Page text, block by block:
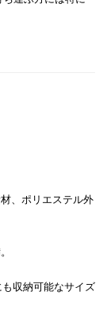
、ポリエステル外
収納可能なサイズ